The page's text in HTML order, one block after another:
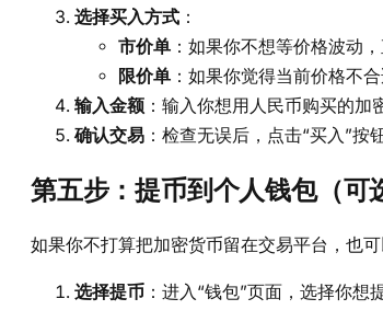
选择买入方式 ：
市价单 ：如果你不想等价格波动
限价单 ：如果你觉得当前价格不
输入金额 ：输入你想用人民币购买的加
确认交易 ：检查无误后，点击“买入”
第五步：提币到个人钱包（可
如果你不打算把加密货币留在交易平台，也
选择提币 ：进入“钱包”页面，选择你想